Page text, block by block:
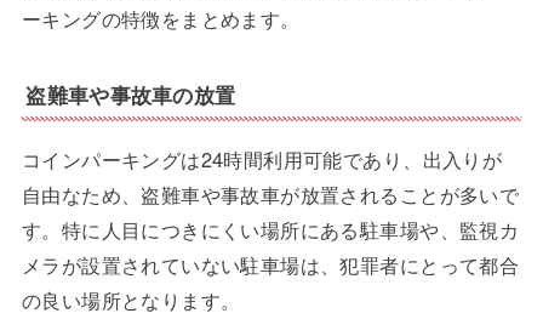
ーキングの特徴をまとめます。
盗難車や事故車の放置
コインパーキングは24時間利用可能であり、出入りが
自由なため、盗難車や事故車が放置されることが多いで
す。特に人目につきにくい場所にある駐車場や、監視カ
メラが設置されていない駐車場は、犯罪者にとって都合
の良い場所となります。